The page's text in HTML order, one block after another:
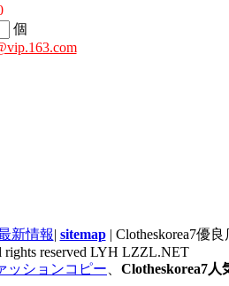
個
新情報| sitemap| Clotheskorea7優
rights reserved LYH LZZL.NET
ッションコピー Clotheskorea7人